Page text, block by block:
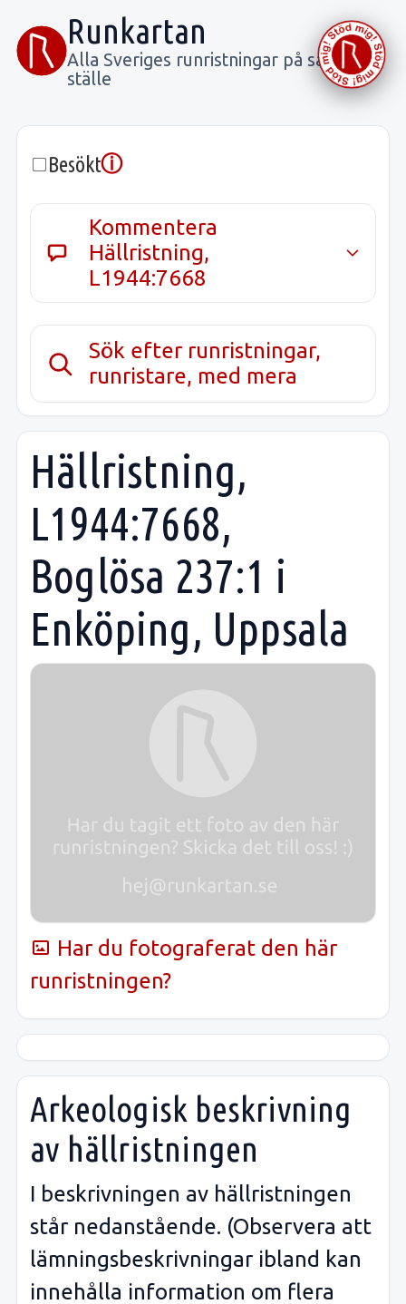
Runkartan
Alla Sveriges runristningar på samma
ställe
Besöktⓘ
Kommentera
Hällristning,
L1944:7668
Sök efter runristningar,
runristare, med mera
Hällristning,
L1944:7668,
Boglösa 237:1 i
Enköping, Uppsala
Har du fotograferat den här
runristningen?
Arkeologisk beskrivning
av hällristningen
I beskrivningen av hällristningen
står nedanstående. (Observera att
lämningsbeskrivningar ibland kan
innehålla information om flera